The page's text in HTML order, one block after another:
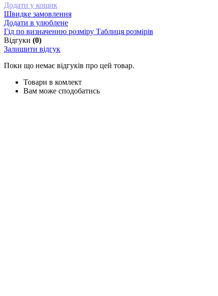
Додати у кошик
Швидке замовлення
Додати в улюблене
Гід по визначенню розміру Таблиця розмірів
Відгуки (0)
Залишити відгук
Поки що немає відгуків про цей товар.
Товари в комлект
Вам може сподобатись